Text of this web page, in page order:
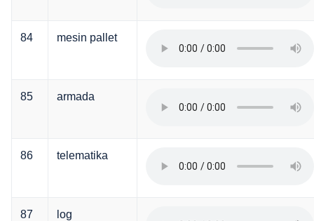
84 mesin pallet
85 armada
86 telematika
87
log